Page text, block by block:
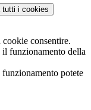
tutti i cookies
cookie consentire.
il funzionamento della
potete